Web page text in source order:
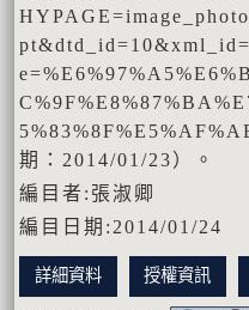
期：2014/01/23）。
編目者:張淑卿
編目日期:2014/01/24
詳細資料 授權資訊